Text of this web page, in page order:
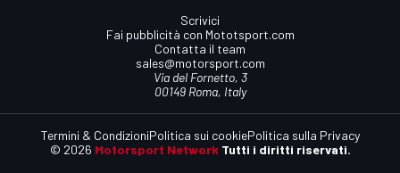
Scrivici
Fai pubblicità con Mototsport.com
Contatta il team
sales@motorsport.com
Via del Fornetto, 3
00149 Roma, Italy
© 2026 Motorsport Network Tutti i diritti riservati.
Termini & CondizioniPolitica sui cookiePolitica sulla Privacy